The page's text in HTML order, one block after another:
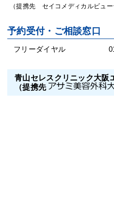
（提携先 セイコメディカルビュー
予約受付・ご相談窓口
フリーダイヤル
青山セレスクリニック大阪
（提携先